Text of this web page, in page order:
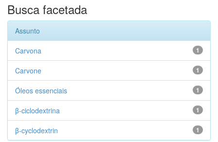
Busca facetada
Assunto
1
Carvona
1
Carvone
1
Óleos essenciais
1
β-ciclodextrina
1
β-cyclodextrin